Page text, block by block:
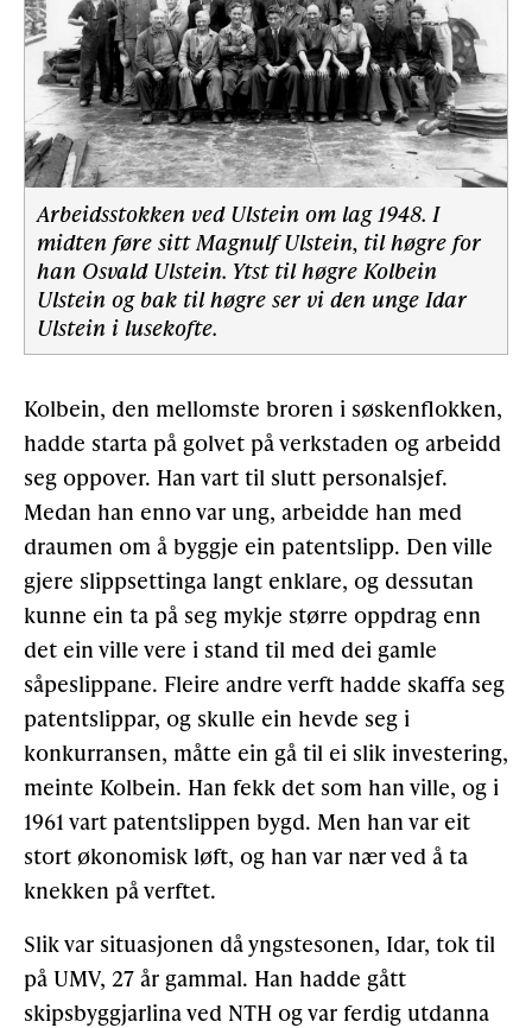
Arbeidsstokken ved Ulstein om lag 1948. I
midten føre sitt Magnulf Ulstein, til høgre for
han Osvald Ulstein. Ytst til høgre Kolbein
Ulstein og bak til høgre ser vi den unge Idar
Ulstein i lusekofte.
Kolbein, den mellomste broren i søskenflokken,
hadde starta på golvet på verkstaden og arbeidd
seg oppover. Han vart til slutt personalsjef.
Medan han enno var ung, arbeidde han med
draumen om å byggje ein patentslipp. Den ville
gjere slippsettinga langt enklare, og dessutan
kunne ein ta på seg mykje større oppdrag enn
det ein ville vere i stand til med dei gamle
såpeslippane. Fleire andre verft hadde skaffa seg
patentslippar, og skulle ein hevde seg i
konkurransen, måtte ein gå til ei slik investering,
meinte Kolbein. Han fekk det som han ville, og i
1961 vart patentslippen bygd. Men han var eit
stort økonomisk løft, og han var nær ved å ta
knekken på verftet.
Slik var situasjonen då yngstesonen, Idar, tok til
på UMV, 27 år gammal. Han hadde gått
skipsbyggjarlina ved NTH og var ferdig utdanna